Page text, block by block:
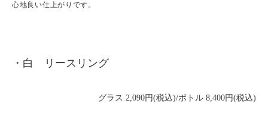
心地良い仕上がりです。
・白 リースリング
グラス 2,090円(税込)/ボトル 8,400円(税込)